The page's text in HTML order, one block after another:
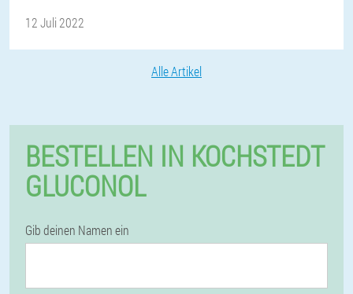
12 Juli 2022
Alle Artikel
BESTELLEN IN KOCHSTEDT
GLUCONOL
Gib deinen Namen ein